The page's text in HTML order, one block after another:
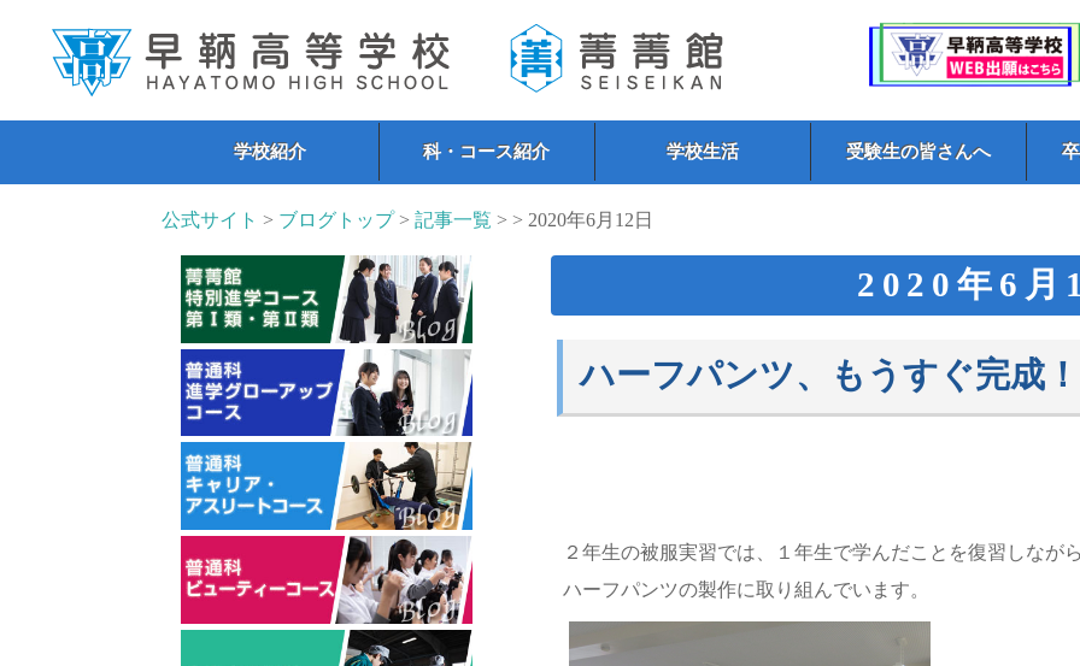
学校紹介 科・コース紹介 学校生活 受験生の皆さんへ
公式サイト > ブログトップ>記事一覧 > > 2020年6月12日
2020年6月
ハーフパンツ、もうすぐ完成！
２年生の被服実習では、１年生で学んだことを復習しなが
ハーフパンツの製作に取り組んでいます。